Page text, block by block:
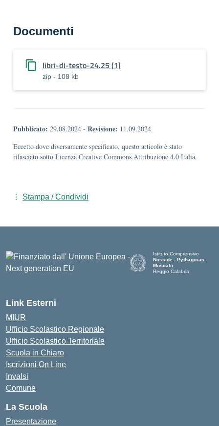
Documenti
libri-di-testo-24.25 (1)
zip - 108 kb
Pubblicato: 29.08.2024 - Revisione: 11.09.2024
Eccetto dove diversamente specificato, questo articolo è stato
rilasciato sotto Licenza Creative Commons Attribuzione 4.0 Italia.
Stampa / Condividi
Istituto Comprensivo
Nosside - Pythagoras -
Moscato
Reggio Calabria
Link Esterni
MIUR
Ufficio Scolastico Regionale
Ufficio Scolastico Territoriale
Scuola in Chiaro
Iscrizioni On Line
Invalsi
Comune
La Scuola
Presentazione